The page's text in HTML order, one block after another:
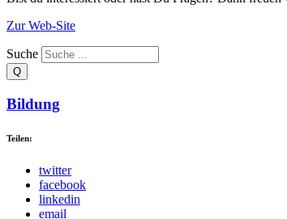
Zur Web-Site
Suche
Bildung
Teilen:
twitter
facebook
linkedin
email